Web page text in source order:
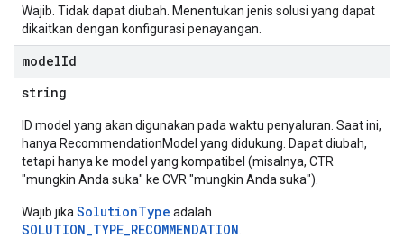
Wajib. Tidak dapat diubah. Menentukan jenis solusi yang dapat
dikaitkan dengan konfigurasi penayangan.
modelId
string
ID model yang akan digunakan pada waktu penyaluran. Saat ini,
hanya RecommendationModel yang didukung. Dapat diubah,
tetapi hanya ke model yang kompatibel (misalnya, CTR
"mungkin Anda suka" ke CVR "mungkin Anda suka").
Wajib jika SolutionType adalah
SOLUTION_TYPE_RECOMMENDATION